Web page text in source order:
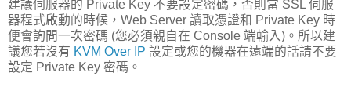
建議伺服器的 Private Key 不要設定密碼，否則當 SSL 伺服
器程式啟動的時候，Web Server 讀取憑證和 Private Key 時
便會詢問一次密碼 (您必須親自在 Console 端輸入)。所以建
議您若沒有 KVM Over IP 設定或您的機器在遠端的話請不要
設定 Private Key 密碼。